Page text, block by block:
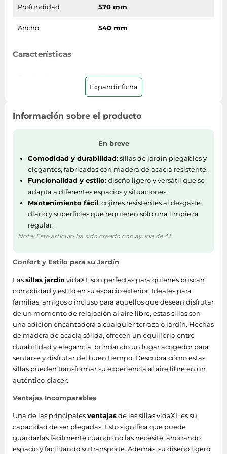
Profundidad 570 mm
Ancho 540 mm
Características
4
Antracita
Material Madera de acacia
Poliéster
Tipo de asiento Asiento acolchado
Mejores usos Terraza
Expandir ficha
Información sobre el producto
En breve
Comodidad y durabilidad: sillas de jardín plegables y
elegantes, fabricadas con madera de acacia resistente.
Funcionalidad y estilo: diseño ligero y versátil que se
adapta a diferentes espacios y situaciones.
Mantenimiento fácil: cojines resistentes al desgaste
diario y superficies que requieren sólo una limpieza
regular.
Nota: Este artículo ha sido creado con ayuda de AI.
Confort y Estilo para su Jardín
Lassillas jardínvidaXL son perfectas para quienes buscan
comodidad y estilo en su espacio exterior. Ideales para
familias, amigos o incluso para aquellos que desean disfrutar
de un momento de relajación al aire libre, estas sillas son
una adición encantadora a cualquier terraza o jardín. Hechas
de madera de acacia sólida, ofrecen un equilibrio entre
durabilidad y elegancia, brindando un lugar acogedor para
sentarse y disfrutar del buen tiempo. Descubra cómo estas
sillas pueden transformar su experiencia al aire libre en un
auténtico placer.
Ventajas Incomparables
Una de las principalesventajasde las sillas vidaXL es su
capacidad de ser plegadas. Esto significa que puede
guardarlas fácilmente cuando no las necesite, ahorrando
espacio y facilitando su transporte. Además, su diseño ligero